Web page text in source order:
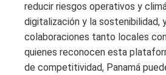
reducir riesgos operativos y
digitalización y la sostenibilidad,
colaboraciones tanto locales
quienes reconocen esta
de competitividad, Panamá